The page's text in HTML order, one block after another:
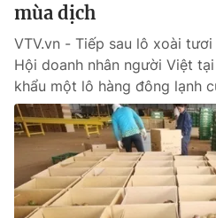
Liên hệ tòa soạn
THỜI BÁO VTV
Theo dõi báo trên
mùa dịch
VTV.vn - Tiếp sau lô xoài
Hội doanh nhân người Việt
khẩu một lô hàng đông lạnh